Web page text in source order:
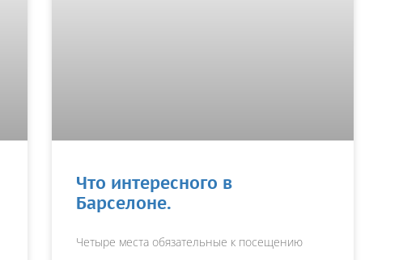
Что интересного в
Барселоне.
Четыре места обязательные к посещению